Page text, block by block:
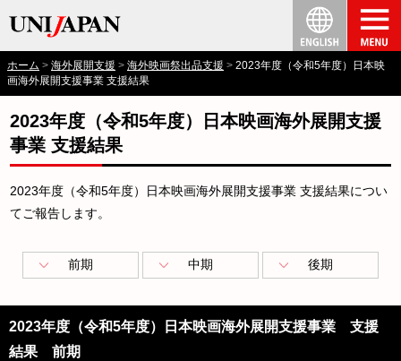
ホーム 海外展開支援 海外映画祭出品支援
2023年度（令和5年度）日本映
画海外展開支援事業 支援結果
2023年度（令和5年度）日本映画海外展開支援
事業 支援結果
2023年度（令和5年度）日本映画海外展開支援事業 支援結果につい
てご報告します。
前期 中期 後期
2023年度（令和5年度）日本映画海外展開支援事業 支援
結果 前期